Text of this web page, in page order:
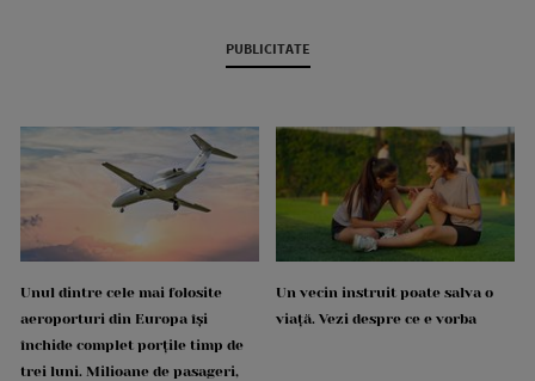
PUBLICITATE
Unul dintre cele mai folosite
aeroporturi din Europa își
închide complet porțile timp de
trei luni. Milioane de pasageri,
Un vecin instruit poate salva o
viață. Vezi despre ce e vorba